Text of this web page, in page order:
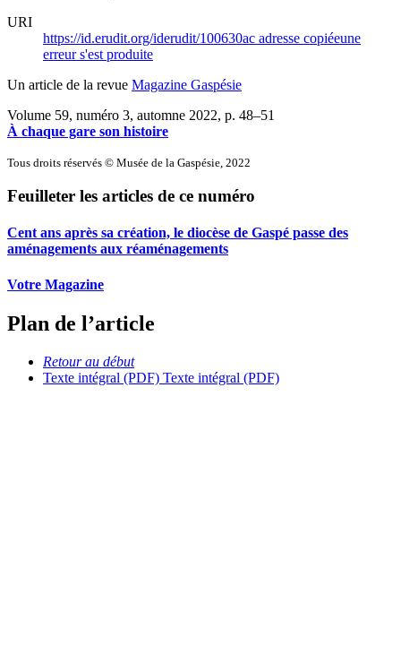
URI
https://id.erudit.org/iderudit/100630ac adresse copiéeune
erreur s'est produite
Un article de la revue Magazine Gaspésie
Volume 59, numéro 3, automne 2022, p. 48–51
À chaque gare son histoire
Tous droits réservés © Musée de la Gaspésie, 2022
Feuilleter les articles de ce numéro
Cent ans après sa création, le diocèse de Gaspé passe des
aménagements aux réaménagements
Votre Magazine
Plan de l’article
Retour au début
Texte intégral (PDF) Texte intégral (PDF)